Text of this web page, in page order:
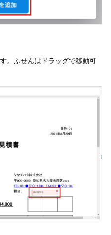
。ふせんはドラッグで移動可